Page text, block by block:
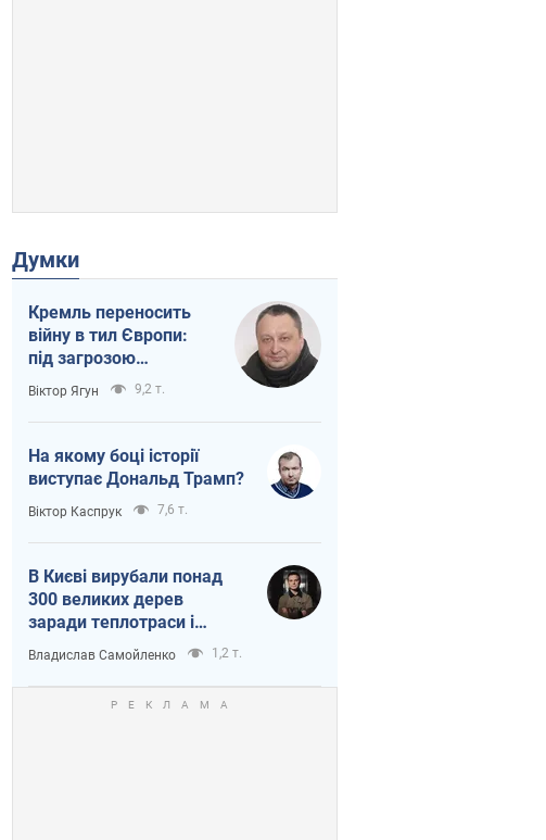
Думки
Кремль переносить
війну в тил Європи:
під загрозою
критична логістика
Віктор Ягун 9,2 т.
На якому боці історії
виступає Дональд Трамп?
Віктор Каспрук 7,6 т.
В Києві вирубали понад
300 великих дерев
заради теплотраси і
всупереч Генплану
Владислав Самойленко 1,2 т.